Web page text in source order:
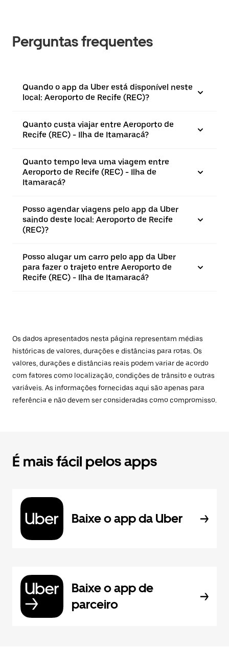
Perguntas frequentes
Quando o app da Uber está disponível neste
local: Aeroporto de Recife (REC)?
Quanto custa viajar entre Aeroporto de
Recife (REC) - Ilha de Itamaracá?
Quanto tempo leva uma viagem entre
Aeroporto de Recife (REC) - Ilha de
Itamaracá?
Posso agendar viagens pelo app da Uber
saindo deste local: Aeroporto de Recife
(REC)?
Posso alugar um carro pelo app da Uber
para fazer o trajeto entre Aeroporto de
Recife (REC) - Ilha de Itamaracá?
Os dados apresentados nesta página representam médias
históricas de valores, durações e distâncias para rotas. Os
valores, durações e distâncias reais podem variar de acordo
com fatores como localização, condições de trânsito e outras
variáveis. As informações fornecidas aqui são apenas para
referência e não devem ser consideradas como compromisso.
É mais fácil pelos apps
Baixe o app da Uber
Baixe o app de
parceiro